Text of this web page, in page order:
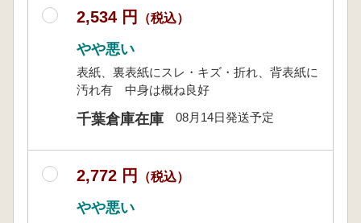
2,534 円 （税込）
やや悪い
表紙、裏表紙にスレ・キズ・折れ、背表紙に
汚れ有 中身は概ね良好
千葉倉庫在庫 08月14日発送予定
2,772 円 （税込）
やや悪い